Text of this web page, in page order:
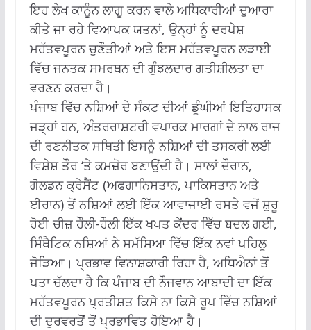
ਇਹ ਲੇਖ ਕਾਨੂੰਨ ਲਾਗੂ ਕਰਨ ਵਾਲੇ ਅਧਿਕਾਰੀਆਂ ਦੁਆਰਾ
ਕੀਤੇ ਜਾ ਰਹੇ ਵਿਆਪਕ ਯਤਨਾਂ, ਉਨ੍ਹਾਂ ਨੂੰ ਦਰਪੇਸ਼
ਮਹੱਤਵਪੂਰਨ ਚੁਣੌਤੀਆਂ ਅਤੇ ਇਸ ਮਹੱਤਵਪੂਰਨ ਲੜਾਈ
ਵਿੱਚ ਜਨਤਕ ਸਮਰਥਨ ਦੀ ਗੁੰਝਲਦਾਰ ਗਤੀਸ਼ੀਲਤਾ ਦਾ
ਵਰਣਨ ਕਰਦਾ ਹੈ।
ਪੰਜਾਬ ਵਿੱਚ ਨਸ਼ਿਆਂ ਦੇ ਸੰਕਟ ਦੀਆਂ ਡੂੰਘੀਆਂ ਇਤਿਹਾਸਕ
ਜੜ੍ਹਾਂ ਹਨ, ਅੰਤਰਰਾਸ਼ਟਰੀ ਵਪਾਰਕ ਮਾਰਗਾਂ ਦੇ ਨਾਲ ਰਾਜ
ਦੀ ਰਣਨੀਤਕ ਸਥਿਤੀ ਇਸਨੂੰ ਨਸ਼ਿਆਂ ਦੀ ਤਸਕਰੀ ਲਈ
ਵਿਸ਼ੇਸ਼ ਤੌਰ ‘ਤੇ ਕਮਜ਼ੋਰ ਬਣਾਉਂਦੀ ਹੈ। ਸਾਲਾਂ ਦੌਰਾਨ,
ਗੋਲਡਨ ਕ੍ਰੇਸੈਂਟ (ਅਫਗਾਨਿਸਤਾਨ, ਪਾਕਿਸਤਾਨ ਅਤੇ
ਈਰਾਨ) ਤੋਂ ਨਸ਼ਿਆਂ ਲਈ ਇੱਕ ਆਵਾਜਾਈ ਰਸਤੇ ਵਜੋਂ ਸ਼ੁਰੂ
ਹੋਈ ਚੀਜ਼ ਹੌਲੀ-ਹੌਲੀ ਇੱਕ ਖਪਤ ਕੇਂਦਰ ਵਿੱਚ ਬਦਲ ਗਈ,
ਸਿੰਥੈਟਿਕ ਨਸ਼ਿਆਂ ਨੇ ਸਮੱਸਿਆ ਵਿੱਚ ਇੱਕ ਨਵਾਂ ਪਹਿਲੂ
ਜੋੜਿਆ। ਪ੍ਰਭਾਵ ਵਿਨਾਸ਼ਕਾਰੀ ਰਿਹਾ ਹੈ, ਅਧਿਐਨਾਂ ਤੋਂ
ਪਤਾ ਚੱਲਦਾ ਹੈ ਕਿ ਪੰਜਾਬ ਦੀ ਨੌਜਵਾਨ ਆਬਾਦੀ ਦਾ ਇੱਕ
ਮਹੱਤਵਪੂਰਨ ਪ੍ਰਤੀਸ਼ਤ ਕਿਸੇ ਨਾ ਕਿਸੇ ਰੂਪ ਵਿੱਚ ਨਸ਼ਿਆਂ
ਦੀ ਦੁਰਵਰਤੋਂ ਤੋਂ ਪ੍ਰਭਾਵਿਤ ਹੋਇਆ ਹੈ।